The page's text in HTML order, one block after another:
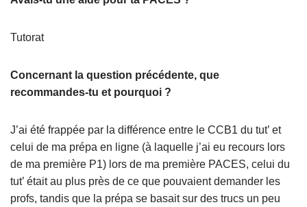
Tutorat
Concernant la question précédente, que
recommandes-tu et pourquoi ?
J’ai été frappée par la différence entre le CCB1 du tut’ et
celui de ma prépa en ligne (à laquelle j’ai eu recours lors
de ma première P1) lors de ma première PACES, celui du
tut’ était au plus près de ce que pouvaient demander les
profs, tandis que la prépa se basait sur des trucs un peu